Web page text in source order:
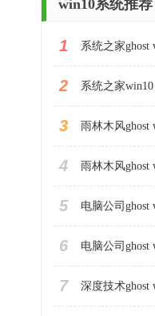
win10系统推荐
1
2 系统之家
3
4
5
6
7